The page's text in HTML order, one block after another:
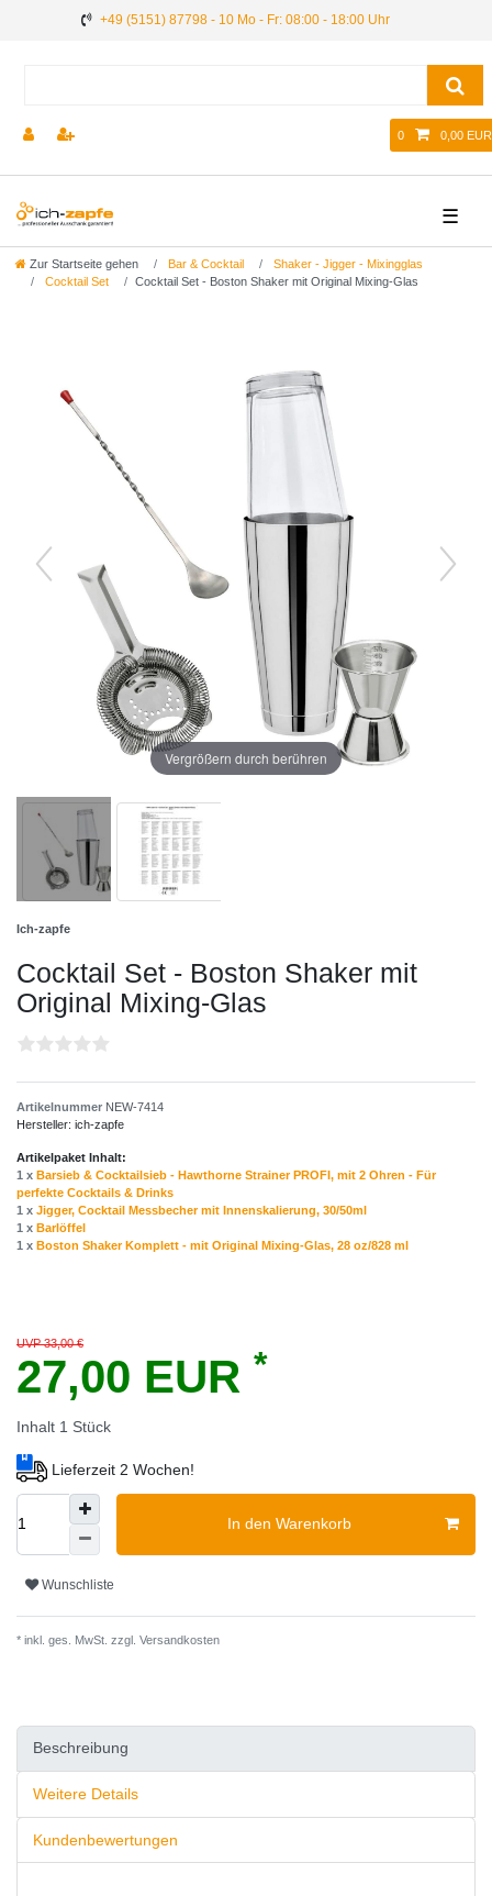
+49 (5151) 87798 - 10 Mo - Fr: 08:00 - 18:00 Uhr
0 0,00 EUR
☰
Zur Startseite gehen Bar & Cocktail
Shaker - Jigger - Mixingglas
Cocktail Set
Сocktail Set - Boston Shaker mit Original Mixing-Glas
Vergrößern durch berühren
Ich-zapfe
Сocktail Set - Boston Shaker mit
Original Mixing-Glas
Artikelnummer NEW-7414
Hersteller: ich-zapfe
Artikelpaket Inhalt:
1 x Barsieb & Cocktailsieb - Hawthorne Strainer PROFI, mit 2 Ohren - Für
perfekte Cocktails & Drinks
1 x Jigger, Cocktail Messbecher mit Innenskalierung, 30/50ml
1 x Barlöffel
1 x Boston Shaker Komplett - mit Original Mixing-Glas, 28 oz/828 ml
UVP 33,00 €
27,00 EUR *
Inhalt 1 Stück
Lieferzeit 2 Wochen!
In den Warenkorb
Wunschliste
* inkl. ges. MwSt. zzgl. Versandkosten
Beschreibung
Weitere Details
Kundenbewertungen